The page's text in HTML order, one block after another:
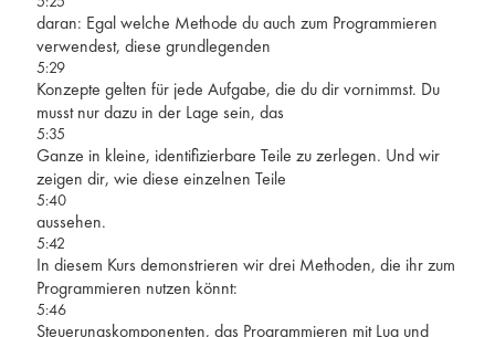
daran: Egal welche Methode du auch zum Programmieren
verwendest, diese grundlegenden
5:29
Konzepte gelten für jede Aufgabe, die du dir vornimmst. Du
musst nur dazu in der Lage sein, das
5:35
Ganze in kleine, identifizierbare Teile zu zerlegen. Und wir
zeigen dir, wie diese einzelnen Teile
5:40
aussehen.
5:42
In diesem Kurs demonstrieren wir drei Methoden, die ihr zum
Programmieren nutzen könnt:
5:46
Steuerungskomponenten, das Programmieren mit Lua und